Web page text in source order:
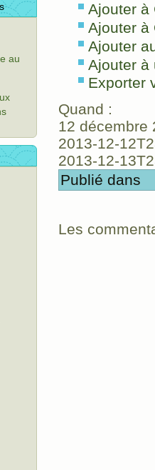
au
Ajouter à
Ajouter à
Ajouter
Ajouter à
Exporter
Quand :
12 décembre
2013-12-
2013-12-
Publié dans
Les